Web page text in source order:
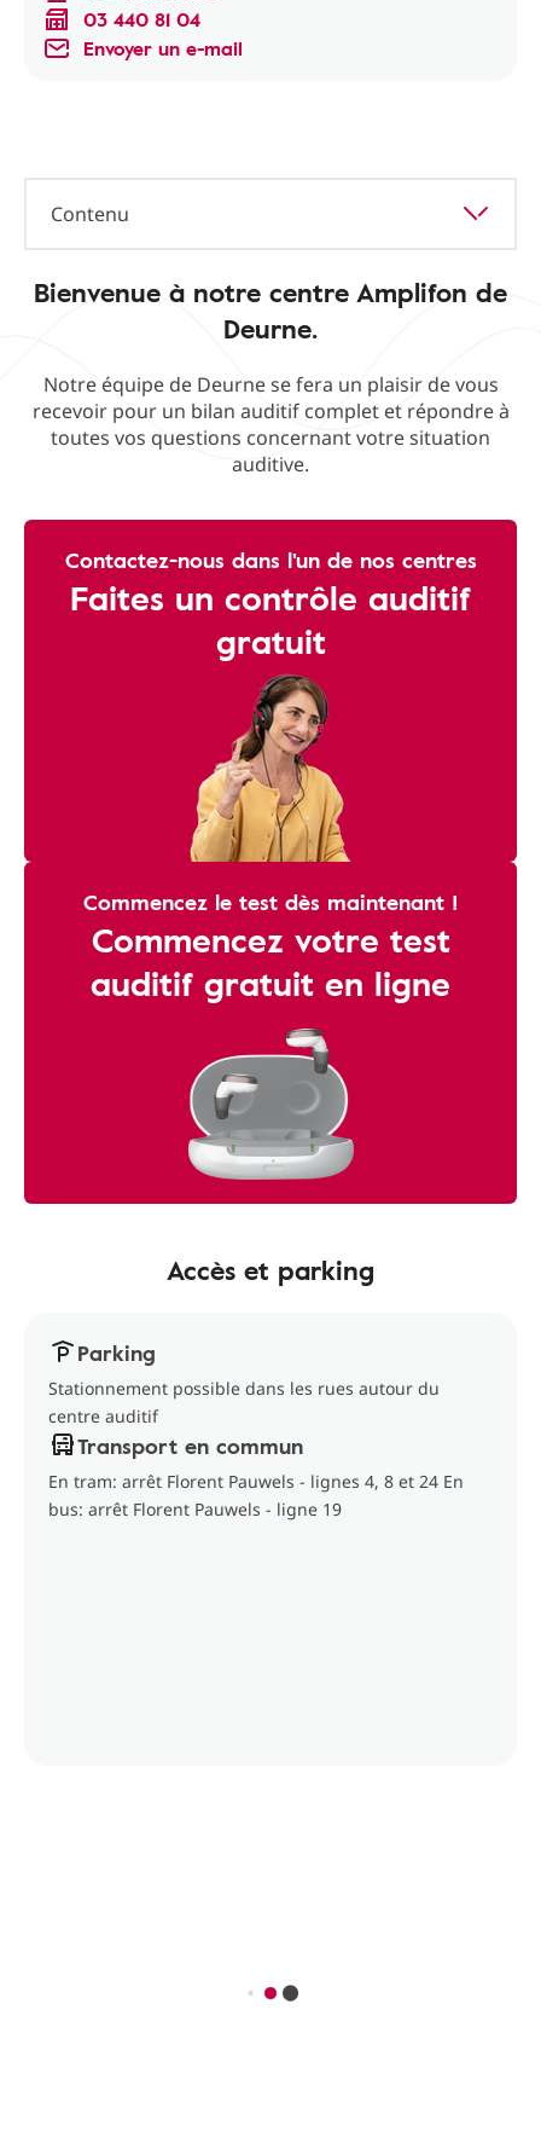
03 440 81 04
Envoyer un e-mail
Contenu
Bienvenue à notre centre Amplifon de
Deurne.
Notre équipe de Deurne se fera un plaisir de vous
recevoir pour un bilan auditif complet et répondre à
toutes vos questions concernant votre situation
auditive.
Contactez-nous dans l'un de nos centres
Faites un contrôle auditif
gratuit
Commencez le test dès maintenant !
Commencez votre test
auditif gratuit en ligne
Accès et parking
Parking
Stationnement possible dans les rues autour du
centre auditif
Transport en commun
En tram: arrêt Florent Pauwels - lignes 4, 8 et 24 En
bus: arrêt Florent Pauwels - ligne 19